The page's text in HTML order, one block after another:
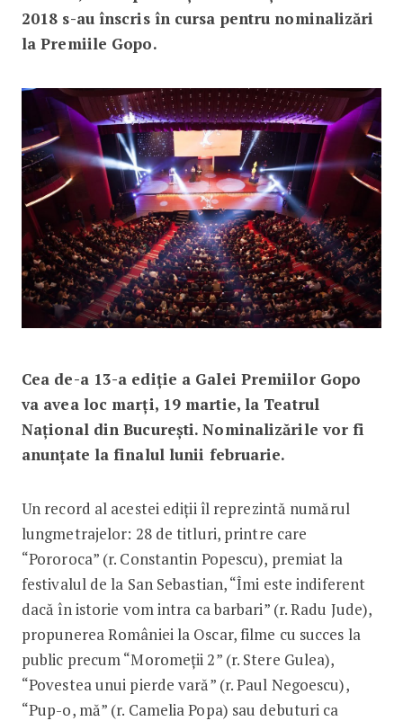
2018 s-au înscris în cursa pentru nominalizări
la Premiile Gopo.
Cea de-a 13-a ediție a Galei Premiilor Gopo
va avea loc marți, 19 martie, la Teatrul
Național din București. Nominalizările vor fi
anunțate la finalul lunii februarie.
Un record al acestei ediții îl reprezintă numărul
lungmetrajelor: 28 de titluri, printre care
“Pororoca” (r. Constantin Popescu), premiat la
festivalul de la San Sebastian, “Îmi este indiferent
dacă în istorie vom intra ca barbari” (r. Radu Jude),
propunerea României la Oscar, filme cu succes la
public precum “Moromeții 2” (r. Stere Gulea),
“Povestea unui pierde vară” (r. Paul Negoescu),
“Pup-o, mă” (r. Camelia Popa) sau debuturi ca